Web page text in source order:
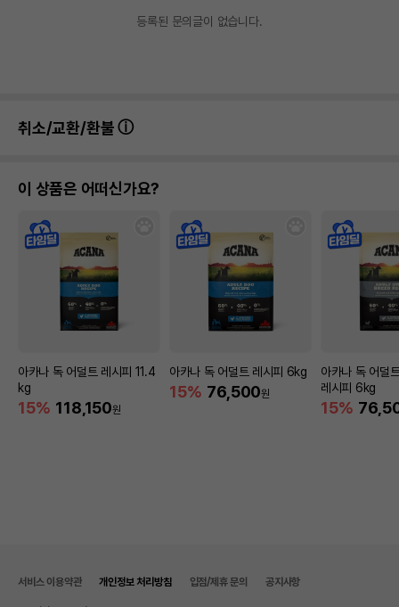
등록된 문의글이 없습니다.
취소/교환/환불
이 상품은 어떠신가요?
아카나 독 어덜트 레시피 11.4
kg
15% 118,150원
아카나 독 어덜트 레시피 6kg
15% 76,500원
아카나 독 어덜
레시피 6kg
15%
서비스 이용약관 개인정보 처리방침 입점/제휴 문의 공지사항